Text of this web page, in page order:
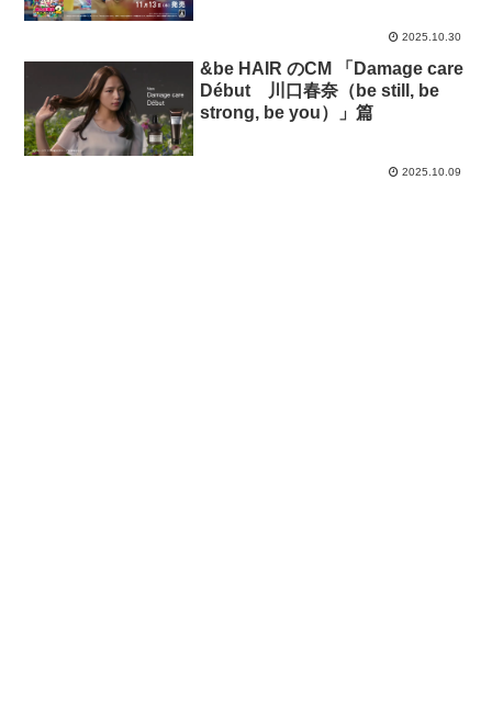
篇「サミット会議すな！」篇2025.10.30
&be HAIR のCM 「Damage care
Début 川口春奈（be still, be
strong, be you）」篇
2025.10.09